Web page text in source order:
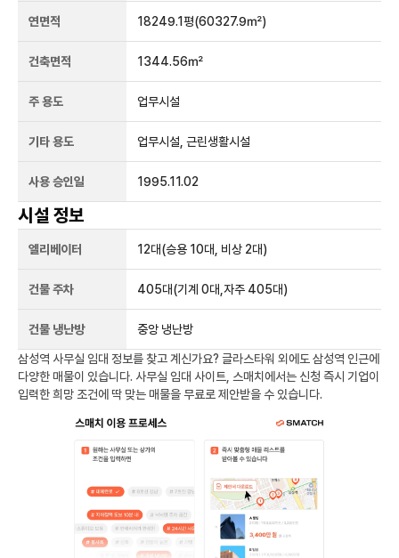
연면적 18249.1평(60327.9㎡)
건축면적 1344.56㎡
주 용도 업무시설
기타 용도 업무시설, 근린생활시설
사용 승인일 1995.11.02
시설 정보
엘리베이터 12대(승용 10대, 비상 2대)
건물 주차 405대(기계 0대,자주 405대)
건물 냉난방 중앙 냉난방
삼성역 사무실 임대 정보를 찾고 계신가요? 글라스타워 외에도 삼성역 인근에
다양한 매물이 있습니다. 사무실 임대 사이트, 스매치에서는 신청 즉시 기업이
입력한 희망 조건에 딱 맞는 매물을 무료로 제안받을 수 있습니다.